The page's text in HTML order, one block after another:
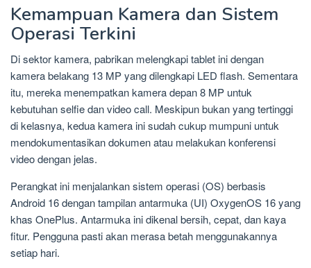
Kemampuan Kamera dan Sistem
Operasi Terkini
Di sektor kamera, pabrikan melengkapi tablet ini dengan
kamera belakang 13 MP yang dilengkapi LED flash. Sementara
itu, mereka menempatkan kamera depan 8 MP untuk
kebutuhan selfie dan video call. Meskipun bukan yang tertinggi
di kelasnya, kedua kamera ini sudah cukup mumpuni untuk
mendokumentasikan dokumen atau melakukan konferensi
video dengan jelas.
Perangkat ini menjalankan sistem operasi (OS) berbasis
Android 16 dengan tampilan antarmuka (UI) OxygenOS 16 yang
khas OnePlus. Antarmuka ini dikenal bersih, cepat, dan kaya
fitur. Pengguna pasti akan merasa betah menggunakannya
setiap hari.